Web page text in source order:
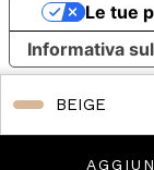
BEIGE
Informativa
Le tue